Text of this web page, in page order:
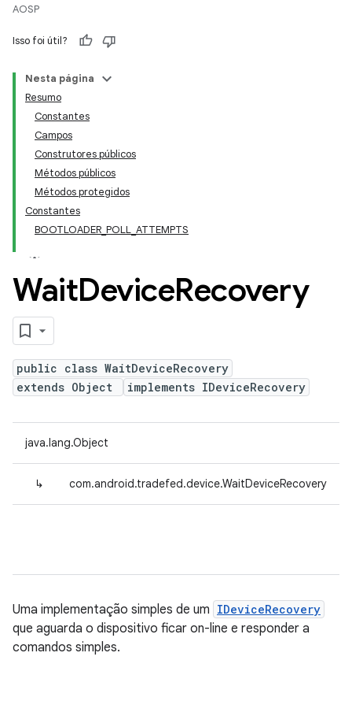
AOSP
Isso foi útil?
Nesta página
Resumo
Constantes
Campos
Construtores públicos
Métodos públicos
Métodos protegidos
Constantes
BOOTLOADER_POLL_ATTEMPTS
WaitDeviceRecovery
public class WaitDeviceRecovery
extends Object
implements IDeviceRecovery
java.lang.Object
↳ com.android.tradefed.device.WaitDeviceRecovery
Uma implementação simples de um IDeviceRecovery
que aguarda o dispositivo ficar on-line e responder a
comandos simples.